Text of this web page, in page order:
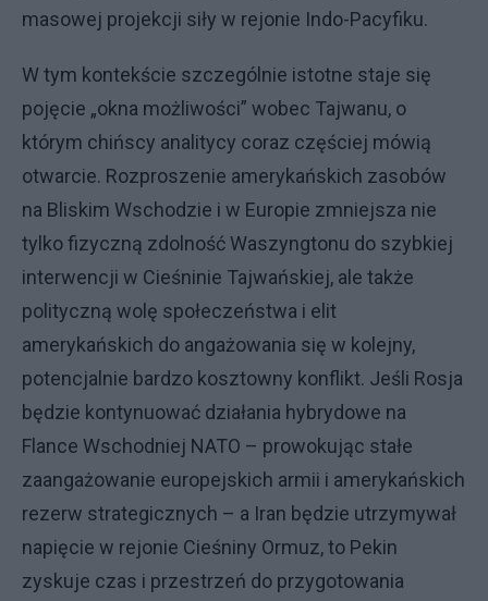
masowej projekcji siły w rejonie Indo-Pacyfiku.
W tym kontekście szczególnie istotne staje się
pojęcie „okna możliwości” wobec Tajwanu, o
którym chińscy analitycy coraz częściej mówią
otwarcie. Rozproszenie amerykańskich zasobów
na Bliskim Wschodzie i w Europie zmniejsza nie
tylko fizyczną zdolność Waszyngtonu do szybkiej
interwencji w Cieśninie Tajwańskiej, ale także
polityczną wolę społeczeństwa i elit
amerykańskich do angażowania się w kolejny,
potencjalnie bardzo kosztowny konflikt. Jeśli Rosja
będzie kontynuować działania hybrydowe na
Flance Wschodniej NATO – prowokując stałe
zaangażowanie europejskich armii i amerykańskich
rezerw strategicznych – a Iran będzie utrzymywał
napięcie w rejonie Cieśniny Ormuz, to Pekin
zyskuje czas i przestrzeń do przygotowania